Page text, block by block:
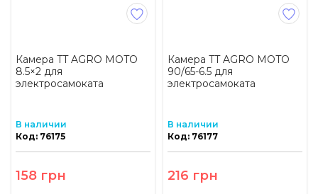
Камера TT AGRO MOTO
8.5×2 для
электросамоката
В наличии
Код: 76175
158 грн
Камера TT AGRO MOTO
90/65-6.5 для
электросамоката
В наличии
Код: 76177
216 грн